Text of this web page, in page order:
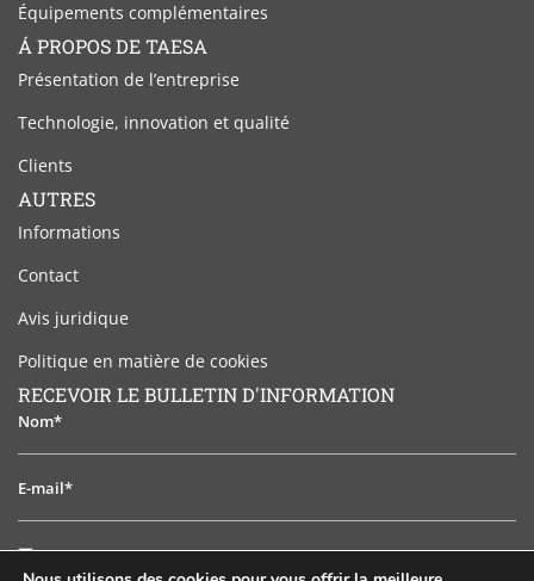
Équipements complémentaires
Á PROPOS DE TAESA
Présentation de l’entreprise
Technologie, innovation et qualité
Clients
AUTRES
Informations
Contact
Avis juridique
Politique en matière de cookies
RECEVOIR LE BULLETIN D'INFORMATION
Nom*
E-
J'ai
lu
J'ai lu et j'accepte l'avis juridique